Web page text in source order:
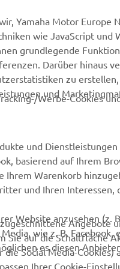
Support
Deinen
von
Yamaha Motor Europe
wie JavaScript und
grundlegende
Darüber hinaus
zu
und
Werbe-Cookies
und
basierend auf Ihrem
Ihrem Warenkorb
und Ihren Interessen,
Website anzusehen (z.
wie z. B. Facebook,
es diesen
Angebote
Sie auf die Schaltfläche
Social Media-Cookies)
Ihrer Cookie-